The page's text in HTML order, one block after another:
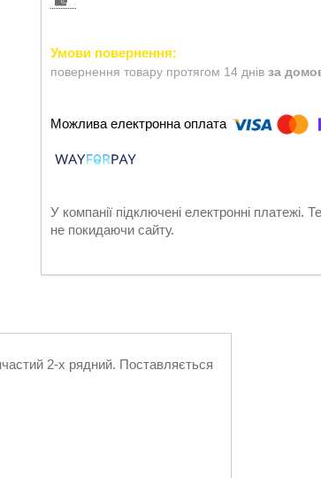
повернення товару протягом 14 днів за
У компанії підключені електронні
не покидаючи сайту.
2-х рядний. Поставляється